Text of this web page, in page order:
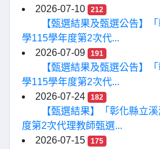
2026-07-10
212
【甄選結果及甄選公告】
學115學年度第2次代...
2026-07-09
191
【甄選結果及甄選公告】
學115學年度第2次代...
2026-07-24
182
【甄選結果】「彰化縣立
度第2次代理教師甄選...
2026-07-15
175